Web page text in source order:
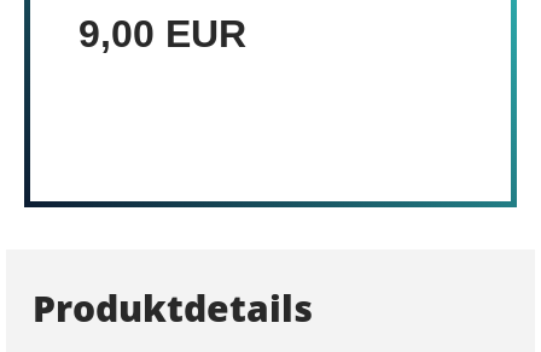
9,00 EUR
Produktdetails